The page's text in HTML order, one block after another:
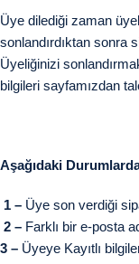
Üye dilediği zaman
sonlandırdıktan sonra
Üyeliğinizi
bilgileri sayfamızdan
Aşağıdaki
1 – Üye son verdiği
2 – Farklı bir e-posta
3 – Üyeye Kayıtlı